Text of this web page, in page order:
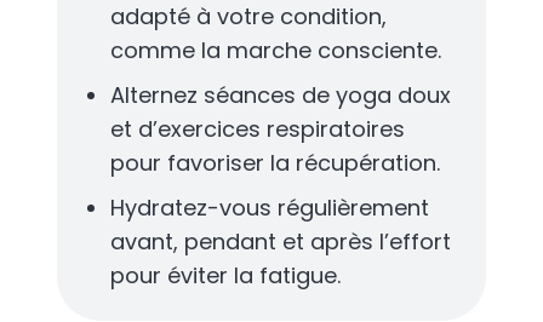
adapté à votre condition,
comme la marche consciente.
Alternez séances de yoga doux
et d’exercices respiratoires
pour favoriser la récupération.
Hydratez-vous régulièrement
avant, pendant et après l’effort
pour éviter la fatigue.